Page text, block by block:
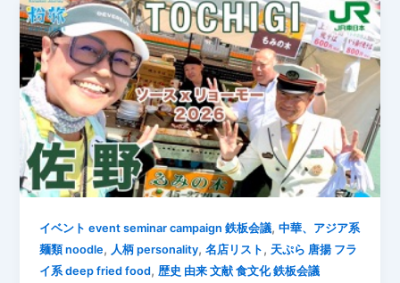
イベント event seminar campaign 鉄板会議,中華、アジア系
麺類 noodle, 人柄 personality,名店リスト , 天ぷら 唐揚 フラ
イ系 deep fried food,歴史 由来 文献 食文化 鉄板会議